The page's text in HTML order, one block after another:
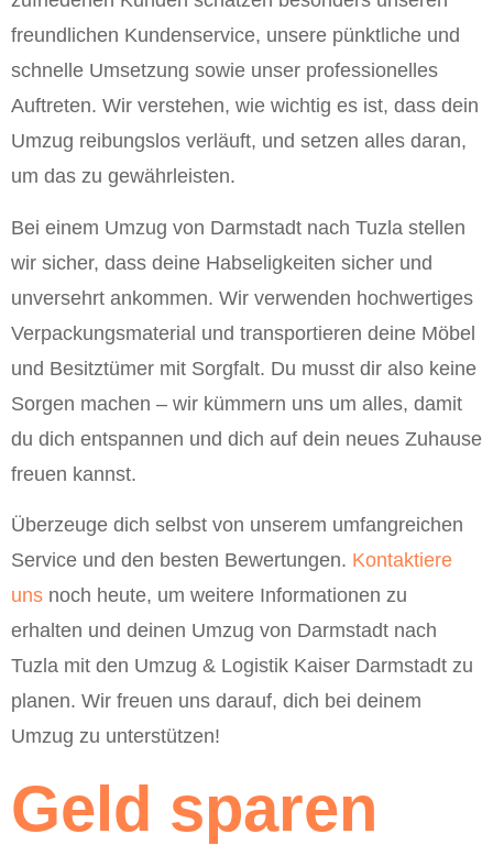
freundlichen Kundenservice, unsere pünktliche und
schnelle Umsetzung sowie unser professionelles
Auftreten. Wir verstehen, wie wichtig es ist, dass dein
Umzug reibungslos verläuft, und setzen alles daran,
um das zu gewährleisten.
Bei einem Umzug von Darmstadt nach Tuzla stellen
wir sicher, dass deine Habseligkeiten sicher und
unversehrt ankommen. Wir verwenden hochwertiges
Verpackungsmaterial und transportieren deine Möbel
und Besitztümer mit Sorgfalt. Du musst dir also keine
Sorgen machen – wir kümmern uns um alles, damit
du dich entspannen und dich auf dein neues Zuhause
freuen kannst.
Überzeuge dich selbst von unserem umfangreichen
Service und den besten Bewertungen. Kontaktiere
uns noch heute, um weitere Informationen zu
erhalten und deinen Umzug von Darmstadt nach
Tuzla mit den Umzug & Logistik Kaiser Darmstadt zu
planen. Wir freuen uns darauf, dich bei deinem
Umzug zu unterstützen!
Geld sparen